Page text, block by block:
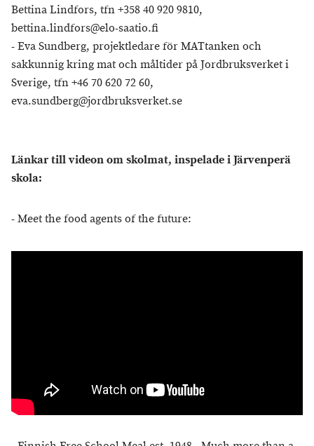
Bettina Lindfors, tfn +358 40 920 9810,
bettina.lindfors@elo-saatio.fi
- Eva Sundberg, projektledare för MATtanken och
sakkunnig kring mat och måltider på Jordbruksverket i
Sverige, tfn +46 70 620 72 60,
eva.sundberg@jordbruksverket.se
Länkar till videon om skolmat, inspelade i Järvenperä
skola:
- Meet the food agents of the future: